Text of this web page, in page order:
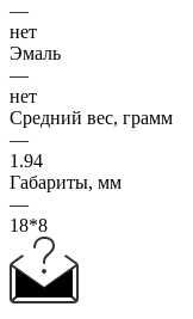
—
нет
Эмаль
—
нет
Средний вес, грамм
—
1.94
Габариты, мм
—
18*8